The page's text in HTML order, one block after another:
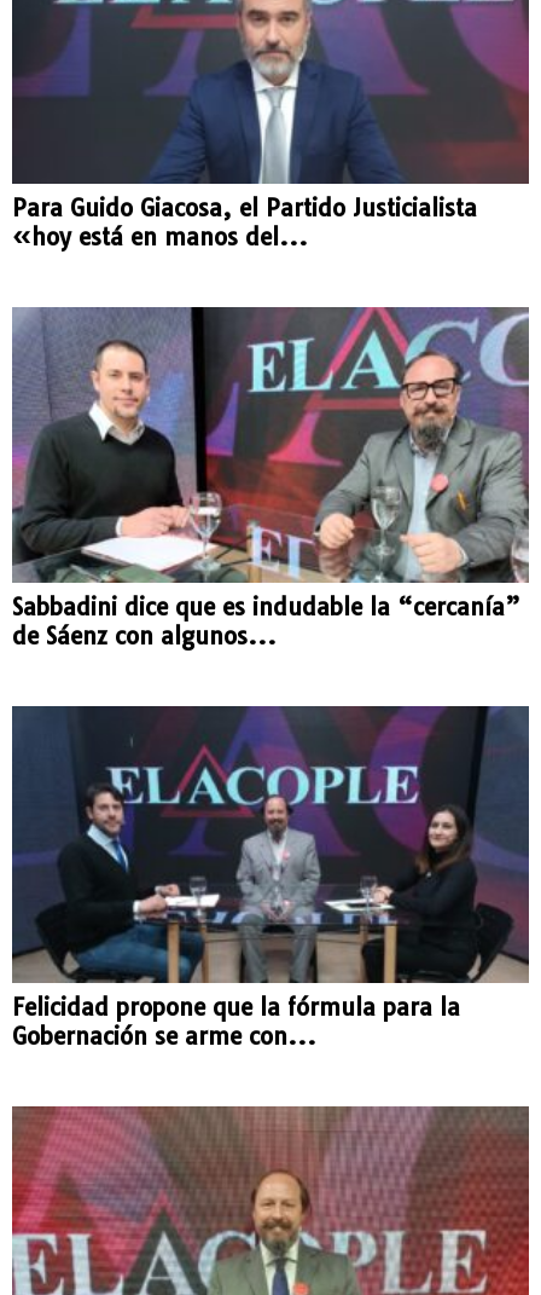
Para Guido Giacosa, el Partido Justicialista
«hoy está en manos del...
Sabbadini dice que es indudable la “cercanía”
de Sáenz con algunos...
Felicidad propone que la fórmula para la
Gobernación se arme con...